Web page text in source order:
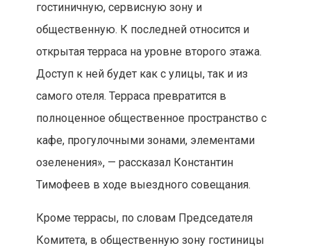
гостиничную, сервисную зону и
общественную. К последней относится и
открытая терраса на уровне второго этажа.
Доступ к ней будет как с улицы, так и из
самого отеля. Терраса превратится в
полноценное общественное пространство с
кафе, прогулочными зонами, элементами
озеленения», — рассказал Константин
Тимофеев в ходе выездного совещания.
Кроме террасы, по словам Председателя
Комитета, в общественную зону гостиницы